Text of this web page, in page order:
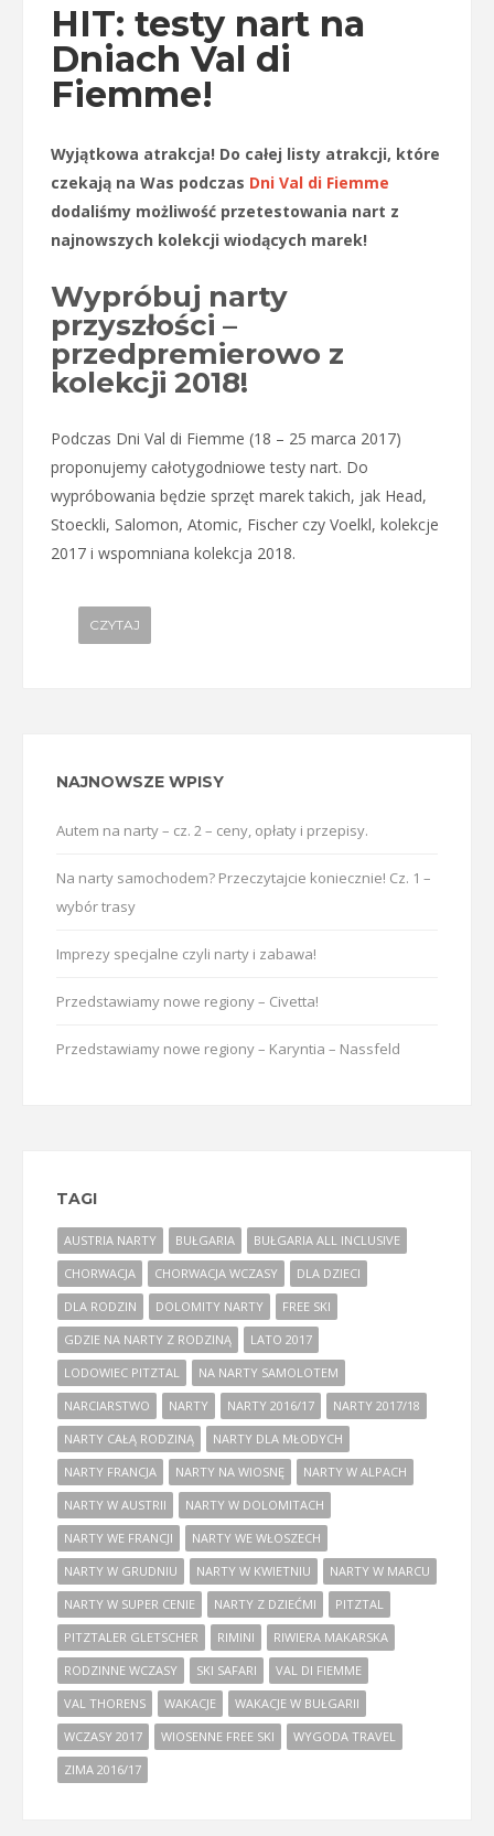
HIT: testy nart na
Dniach Val di
Fiemme!
Wyjątkowa atrakcja! Do całej listy atrakcji, które
czekają na Was podczas Dni Val di Fiemme
dodaliśmy możliwość przetestowania nart z
najnowszych kolekcji wiodących marek!
Wypróbuj narty
przyszłości –
przedpremierowo z
kolekcji 2018!
Podczas Dni Val di Fiemme (18 – 25 marca 2017)
proponujemy całotygodniowe testy nart. Do
wypróbowania będzie sprzęt marek takich, jak Head,
Stoeckli, Salomon, Atomic, Fischer czy Voelkl, kolekcje
2017 i wspomniana kolekcja 2018.
CZYTAJ
NAJNOWSZE WPISY
Autem na narty – cz. 2 – ceny, opłaty i przepisy.
Na narty samochodem? Przeczytajcie koniecznie! Cz. 1 –
wybór trasy
Imprezy specjalne czyli narty i zabawa!
Przedstawiamy nowe regiony – Civetta!
Przedstawiamy nowe regiony – Karyntia – Nassfeld
TAGI
AUSTRIA NARTY BUŁGARIA
BUŁGARIA ALL INCLUSIVE
CHORWACJA
CHORWACJA WCZASY
DLA DZIECI
DLA RODZIN
DOLOMITY NARTY
FREE SKI
GDZIE NA NARTY Z RODZINĄ
LATO 2017
LODOWIEC PITZTAL
NA NARTY SAMOLOTEM
NARCIARSTWO
NARTY NARTY 2016/17
NARTY 2017/18
NARTY CAŁĄ RODZINĄ
NARTY DLA MŁODYCH
NARTY FRANCJA
NARTY NA WIOSNĘ
NARTY W ALPACH
NARTY W AUSTRII
NARTY W DOLOMITACH
NARTY WE FRANCJI
NARTY WE WŁOSZECH
NARTY W GRUDNIU
NARTY W KWIETNIU
NARTY W MARCU
NARTY W SUPER CENIE
NARTY Z DZIEĆMI
PITZTAL
PITZTALER GLETSCHER
RIMINI
RIWIERA MAKARSKA
RODZINNE WCZASY
SKI SAFARI
VAL DI FIEMME
VAL THORENS
WAKACJE
WAKACJE W BUŁGARII
WCZASY 2017
WIOSENNE FREE SKI
WYGODA TRAVEL
ZIMA 2016/17